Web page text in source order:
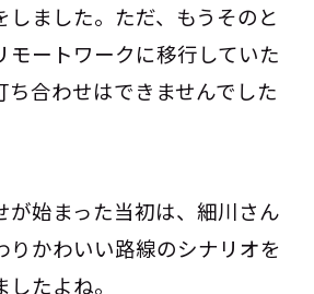
しました。ただ、もうそのと
モートワークに移行していた
ち合わせはできませんでした
が始まった当初は、細川さん
りかわいい路線のシナリオを
たよね。